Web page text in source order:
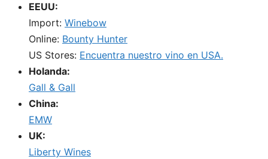
EEUU:
Import: Winebow
Online: Bounty Hunter
US Stores: Encuentra nuestro vino en USA.
Holanda:
Gall & Gall
China:
EMW
UK:
Liberty Wines